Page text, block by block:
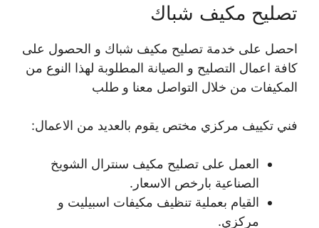
تصليح مكيف شباك
احصل على خدمة تصليح مكيف شباك و الحصول على
كافة اعمال التصليح و الصيانة المطلوبة لهذا النوع من
المكيفات من خلال التواصل معنا و طلب
فني تكييف مركزي مختص يقوم بالعديد من الاعمال:
العمل على تصليح مكيف سنترال الشويخ
الصناعية بارخص الاسعار.
القيام بعملية تنظيف مكيفات اسبيليت و
مركزي.